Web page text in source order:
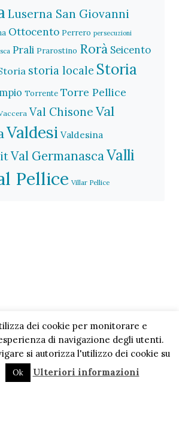
Luserna San Giovanni
Ottocento Perrero persecuzioni
Prali Prarostino Rorà Seicento
storia locale Storia
Torrente Torre Pellice
Val Chisone Val
Valdesi Valdesina
Val GermanascaValli
Pellice Villar Pellice
dei cookie per monitorare e
di navigazione degli utenti.
si autorizza l'utilizzo dei cookie su
Ok Ulteriori informazioni